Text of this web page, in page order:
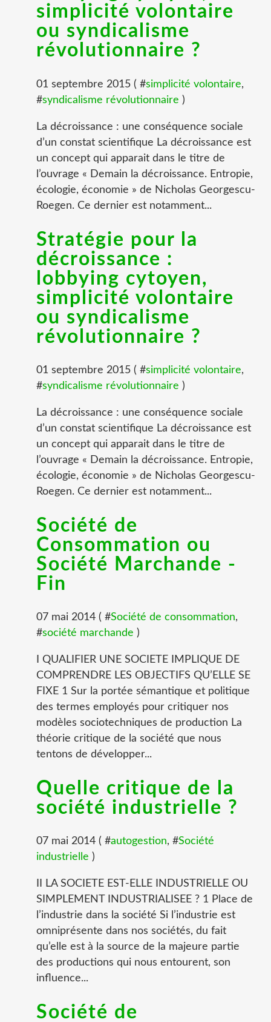
simplicité volontaire
ou syndicalisme
révolutionnaire ?
01 septembre 2015 ( #simplicité volontaire,
#syndicalisme révolutionnaire )
La décroissance : une conséquence sociale
d’un constat scientifique La décroissance est
un concept qui apparait dans le titre de
l’ouvrage « Demain la décroissance. Entropie,
écologie, économie » de Nicholas Georgescu-
Roegen. Ce dernier est notamment...
Stratégie pour la
décroissance :
lobbying cytoyen,
simplicité volontaire
ou syndicalisme
révolutionnaire ?
01 septembre 2015 ( #simplicité volontaire,
#syndicalisme révolutionnaire )
La décroissance : une conséquence sociale
d’un constat scientifique La décroissance est
un concept qui apparait dans le titre de
l’ouvrage « Demain la décroissance. Entropie,
écologie, économie » de Nicholas Georgescu-
Roegen. Ce dernier est notamment...
Société de
Consommation ou
Société Marchande -
Fin
07 mai 2014 ( #Société de consommation,
#société marchande )
I QUALIFIER UNE SOCIETE IMPLIQUE DE
COMPRENDRE LES OBJECTIFS QU’ELLE SE
FIXE 1 Sur la portée sémantique et politique
des termes employés pour critiquer nos
modèles sociotechniques de production La
théorie critique de la société que nous
tentons de développer...
Quelle critique de la
société industrielle ?
07 mai 2014 ( #autogestion, #Société
industrielle )
II LA SOCIETE EST-ELLE INDUSTRIELLE OU
SIMPLEMENT INDUSTRIALISEE ? 1 Place de
l’industrie dans la société Si l’industrie est
omniprésente dans nos sociétés, du fait
qu’elle est à la source de la majeure partie
des productions qui nous entourent, son
influence...
Société de